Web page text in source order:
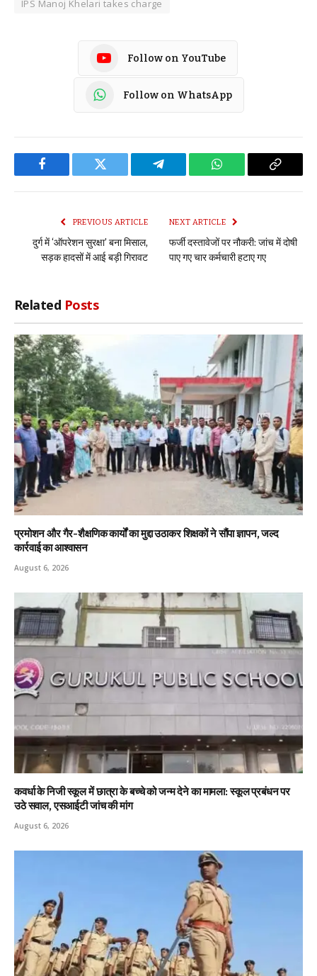
IPS Manoj Khelari takes charge
Follow on YouTube
Follow on WhatsApp
Facebook Twitter Telegram WhatsApp Copy
PREVIOUS ARTICLE
दुर्ग में ‘ऑपरेशन सुरक्षा’ बना मिसाल,
सड़क हादसों में आई बड़ी गिरावट
NEXT ARTICLE
फर्जी दस्तावेजों पर नौकरी: जांच में दोषी
पाए गए चार कर्मचारी हटाए गए
Related Posts
प्रमोशन और गैर-शैक्षणिक कार्यों का मुद्दा उठाकर शिक्षकों ने सौंपा ज्ञापन, जल्द
कार्रवाई का आश्वासन
August 6, 2026
कवर्धा के निजी स्कूल में छात्रा के बच्चे को जन्म देने का मामला: स्कूल प्रबंधन पर
उठे सवाल, एसआईटी जांच की मांग
August 6, 2026